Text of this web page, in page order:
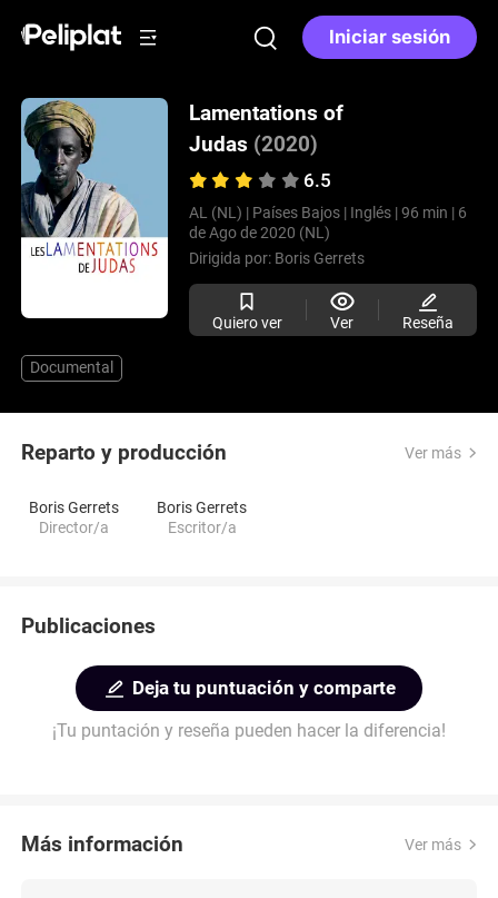
Iniciar sesión
Lamentations of
Judas (2020)
6.5
AL (NL) | Países Bajos | Inglés | 96 min | 6
de Ago de 2020 (NL)
Dirigida por: Boris Gerrets
Quiero ver Ver Reseña
Documental
Reparto y producción Ver más
Boris Gerrets
Director/a
Boris Gerrets
Escritor/a
Publicaciones
Deja tu puntuación y comparte
¡Tu puntación y reseña pueden hacer la diferencia!
Más información Ver más